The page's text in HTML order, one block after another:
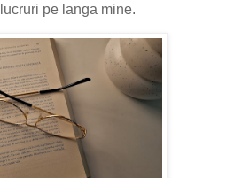
pe langa mine.